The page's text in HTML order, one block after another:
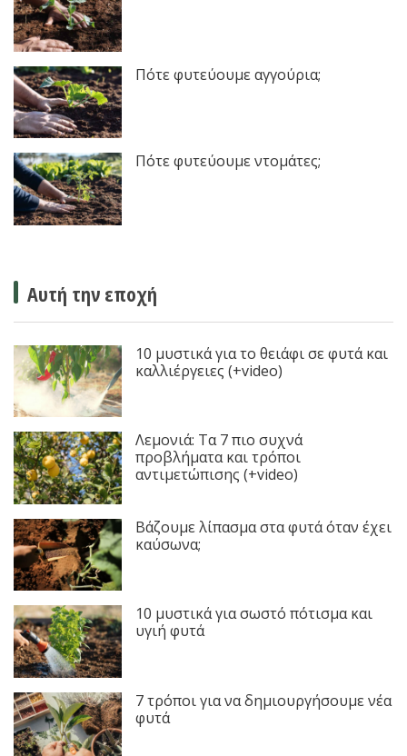
Πότε φυτεύουμε αγγούρια;
Πότε φυτεύουμε ντομάτες;
Αυτή την εποχή
10 μυστικά για το θειάφι σε φυτά και
καλλιέργειες (+video)
Λεμονιά: Τα 7 πιο συχνά
προβλήματα και τρόποι
αντιμετώπισης (+video)
Βάζουμε λίπασμα στα φυτά όταν έχει
καύσωνα;
10 μυστικά για σωστό πότισμα και
υγιή φυτά
7 τρόποι για να δημιουργήσουμε νέα
φυτά